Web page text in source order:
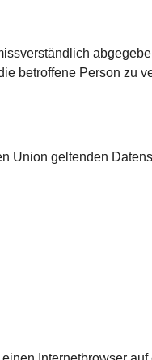
betroffene Person zu
Union geltenden